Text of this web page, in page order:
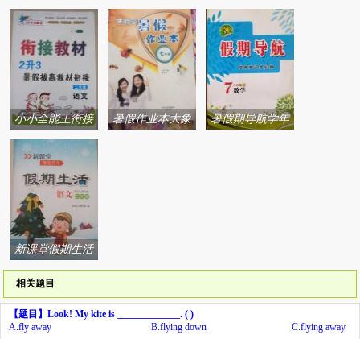
假沈阳出版社系
版社系列答案
业大学出版社系
列答案
小小全能王衔接
教材内蒙古大学
出版社系列答案
暑假作业本大象
暑假期导航学年
新课堂假期生活
寒假用书北京教
育出版社系列答
案
相关题目
【题目】 Look! My kite is _____________. ( )
A. fly away B.flying down C. flying away